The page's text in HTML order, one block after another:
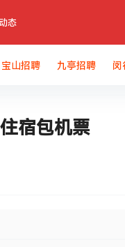
态
宝山招聘 九亭招聘 闵
宿包机票